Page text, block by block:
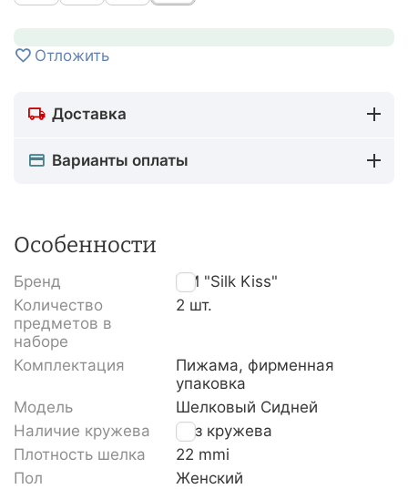
Отложить
Доставка
Варианты оплаты
Особенности
Бренд
TM "Silk Kiss"
Количество
предметов в
наборе
2 шт.
Комплектация
Пижама, фирменная
упаковка
Модель
Шелковый Сидней
Наличие кружева
Без кружева
Плотность шелка
22 mmi
Пол
Женский